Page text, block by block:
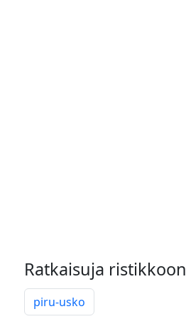
Ratkaisuja ristikkoon
piru-usko